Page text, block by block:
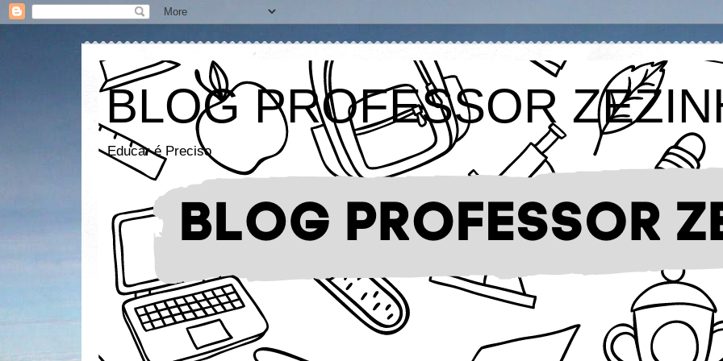
BLOG PROFESSOR
Educar é Preciso